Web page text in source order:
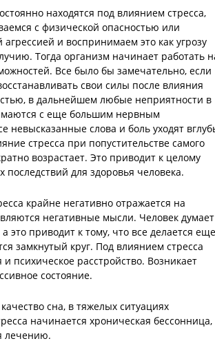
находятся под влиянием стресса,
с физической опасностью или
агрессией и воспринимаем это как угрозу
Тогда организм начинает работать
Все было бы замечательно, если
свои силы после влияния
в дальнейшем любые неприятности в
с еще большим нервным
невысказанные слова и боль уходят
стресса при попустительстве самого
возрастает. Это приводит к целому
последствий для здоровья человека.
крайне негативно отражается на
негативные мысли. Человек думает
это приводит к тому, что все делается еще
замкнутый круг. Под влиянием стресса
и психическое расстройство. Возникает
состояние.
сна, в тяжелых ситуациях
начинается хроническая бессонница,
лечению.